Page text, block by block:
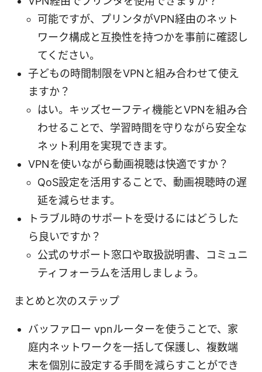
可能ですが、プリンタがVPN経由のネット
ワーク構成と互換性を持つかを事前に確認し
てください。
子どもの時間制限をVPNと組み合わせて使え
ますか？
はい。キッズセーフティ機能とVPNを組み合
わせることで、学習時間を守りながら安全な
ネット利用を実現できます。
VPNを使いながら動画視聴は快適ですか？
QoS設定を活用することで、動画視聴時の遅
延を減らせます。
トラブル時のサポートを受けるにはどうした
ら良いですか？
公式のサポート窓口や取扱説明書、コミュニ
ティフォーラムを活用しましょう。
まとめと次のステップ
バッファロー vpnルーターを使うことで、家
庭内ネットワークを一括して保護し、複数端
末を個別に設定する手間を減らすことができ